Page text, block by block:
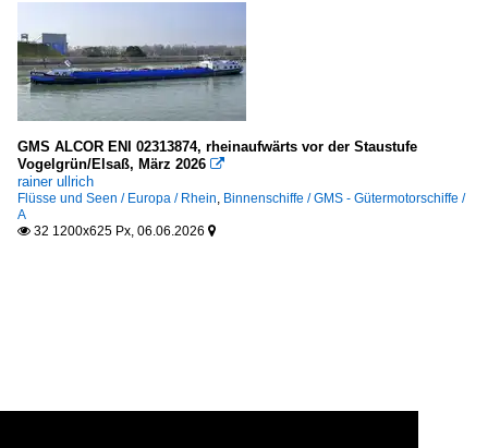
GMS ALCOR ENI 02313874, rheinaufwärts vor der Staustufe
Vogelgrün/Elsaß, März 2026 
rainer ullrich
Flüsse und Seen / Europa / Rhein, Binnenschiffe / GMS - Gütermotorschiffe /
A
 32 1200x625 Px, 06.06.2026 